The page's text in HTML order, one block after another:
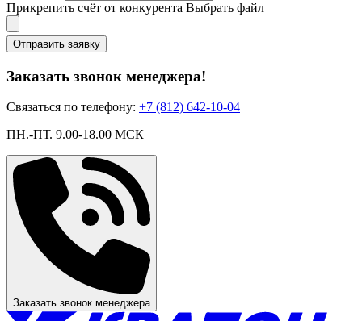
Прикрепить счёт от конкурента Выбрать файл
Отправить заявку
Заказать звонок менеджера!
Связаться по телефону: +7 (812) 642-10-04
ПН.-ПТ. 9.00-18.00 МСК
Заказать звонок менеджера